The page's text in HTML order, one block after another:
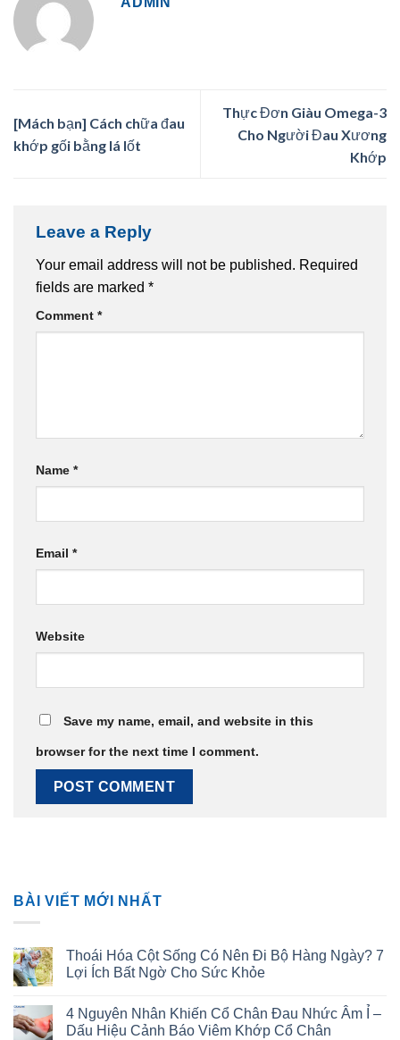
[Mách bạn] Cách chữa đau
khớp gối bằng lá lốt
Thực Đơn Giàu Omega-3
Cho Người Đau Xương
Khớp
Leave a Reply
Your email address will not be published. Required
fields are marked *
Comment *
Name *
Email *
Website
Save my name, email, and website in this
browser for the next time I comment.
BÀI VIẾT MỚI NHẤT
Thoái Hóa Cột Sống Có Nên Đi Bộ Hàng Ngày? 7
Lợi Ích Bất Ngờ Cho Sức Khỏe
4 Nguyên Nhân Khiến Cổ Chân Đau Nhức Âm Ỉ –
Dấu Hiệu Cảnh Báo Viêm Khớp Cổ Chân